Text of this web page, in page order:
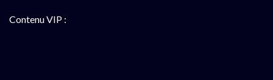
Contenu VIP :